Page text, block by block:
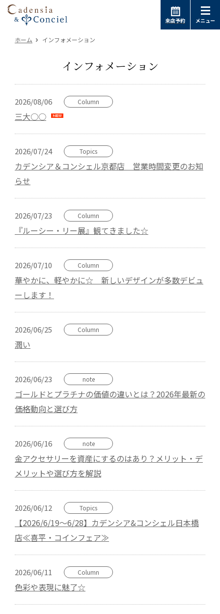
来店予約 メニュー
ホーム インフォメーション
インフォメーション
2026/08/06
三大○○
Column
2026/07/24
カデンシア＆コンシェル京都店 営業時間変更のお知
らせ
Topics
2026/07/23
『ルーシー・リー展』観てきました☆
Column
2026/07/10
華やかに、軽やかに☆ 新しいデザインが多数デビュ
ーします！
Column
2026/06/25
潤い
Column
2026/06/23
ゴールドとプラチナの価値の違いとは？2026年最新の
価格動向と選び方
note
2026/06/16
金アクセサリーを資産にするのはあり？メリット・デ
メリットや選び方を解説
note
2026/06/12
【2026/6/19～6/28】カデンシア&コンシェル日本橋
店≪喜平・コインフェア≫
Topics
2026/06/11
色彩や表現に魅了☆
Column